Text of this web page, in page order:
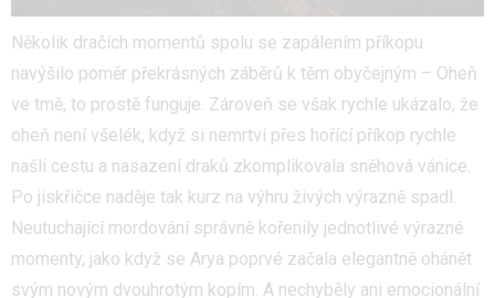
Několik dračích momentů spolu se zapálením příkopu
navýšilo poměr překrásných záběrů k těm obyčejným – Oheň
ve tmě, to prostě funguje. Zároveň se však rychle ukázalo, že
oheň není všelék, když si nemrtví přes hořící příkop rychle
našli cestu a nasazení draků zkomplikovala sněhová vánice.
Po jiskřičce naděje tak kurz na výhru živých výrazně spadl.
Neutuchající mordování správně kořenily jednotlivé výrazné
momenty, jako když se Arya poprvé začala elegantně ohánět
svým novým dvouhrotým kopím. A nechyběly ani emocionální